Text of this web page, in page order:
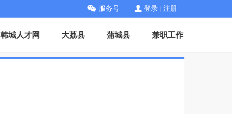
服务号 登录 注册
韩城人才网 大荔县 蒲城县 兼职工作